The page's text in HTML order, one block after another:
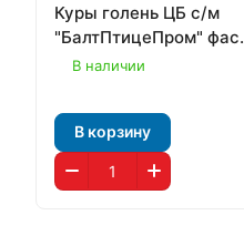
Куры голень ЦБ с/м
"БалтПтицеПром" фас.
В наличии
В корзину